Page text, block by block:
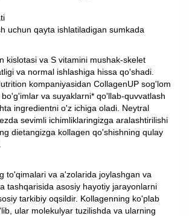
uchun qayta ishlatiladigan sumkada
kislotasi va S vitamini mushak-skelet
va normal ishlashiga hissa qo'shadi.
kompaniyasidan CollagenUP sog'lom
va suyaklarni* qo'llab-quvvatlash
ingredientni o'z ichiga oladi. Neytral
sevimli ichimliklaringizga aralashtirilishi
dietangizga kollagen qo'shishning qulay
to'qimalari va a'zolarida joylashgan va
tashqarisida asosiy hayotiy jarayonlarni
tarkibiy oqsildir. Kollagenning ko'plab
ular molekulyar tuzilishda va ularning